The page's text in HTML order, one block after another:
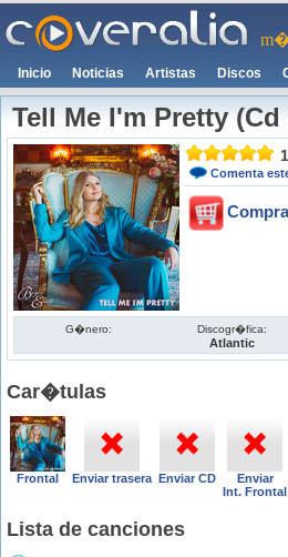
Inicio Noticias Artistas Discos
Tell Me I'm Pretty
Comenta
G�nero: Discogr�fica:
Atlantic
Car�tulas
Frontal Enviar trasera Enviar CD
Enviar
Int. Frontal
Lista de canciones